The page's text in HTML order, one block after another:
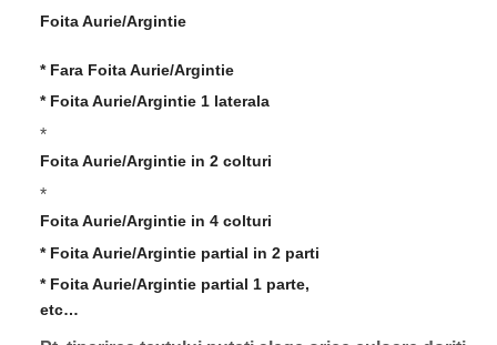
Foita Aurie/Argintie
* Fara Foita Aurie/Argintie
* Foita Aurie/Argintie 1 laterala
*
Foita Aurie/Argintie in 2 colturi
*
Foita Aurie/Argintie in 4 colturi
* Foita Aurie/Argintie partial in 2 parti
* Foita Aurie/Argintie partial 1 parte,
etc…